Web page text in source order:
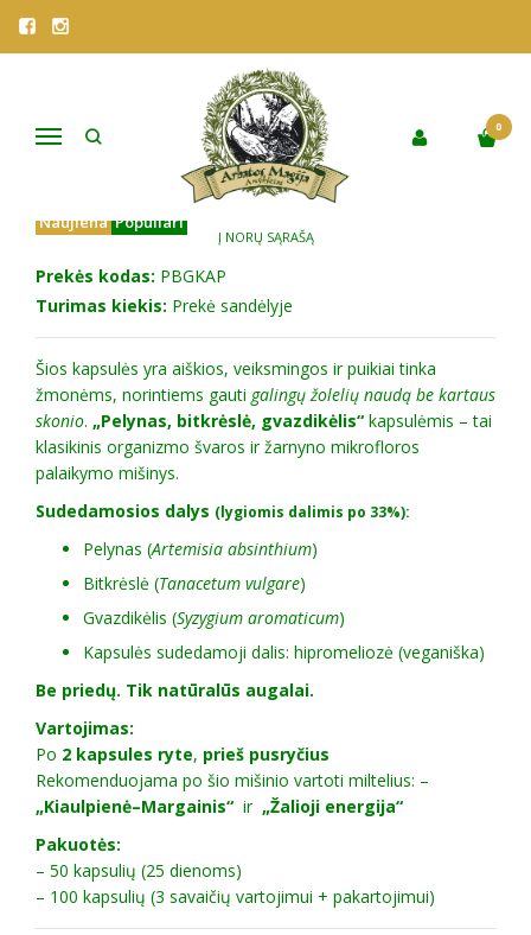
Navigacija
0
Pagrindinis
KAPSULĖS "PELYNAS, BITKRĖSLĖ, GVAZDIKĖLIS"
KAPSULĖS "PELYNAS, BITKRĖSLĖ,
GVAZDIKĖLIS"
Naujiena Populiari
Į NORŲ SĄRAŠĄ
Prekės kodas: PBGKAP
Turimas kiekis: Prekė sandėlyje
Šios kapsulės yra aiškios, veiksmingos ir puikiai tinka
žmonėms, norintiems gauti galingų žolelių naudą be kartaus
skonio. „Pelynas, bitkrėslė, gvazdikėlis“ kapsulėmis – tai
klasikinis organizmo švaros ir žarnyno mikrofloros
palaikymo mišinys.
Sudedamosios dalys (lygiomis dalimis po 33%):
Pelynas (Artemisia absinthium)
Bitkrėslė (Tanacetum vulgare)
Gvazdikėlis (Syzygium aromaticum)
Kapsulės sudedamoji dalis: hipromeliozė (veganiška)
Be priedų. Tik natūralūs augalai.
Vartojimas:
Po 2 kapsules ryte, prieš pusryčius
Rekomenduojama po šio mišinio vartoti miltelius: –
„Kiaulpienė–Margainis“ ir „Žalioji energija“
Pakuotės:
– 50 kapsulių (25 dienoms)
– 100 kapsulių (3 savaičių vartojimui + pakartojimui)